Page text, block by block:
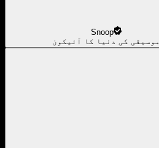
Snoop
موسیقی کی دنیا کا آئیکون